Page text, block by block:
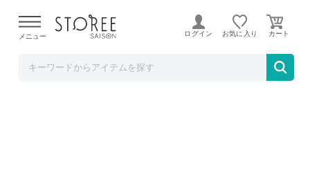
よる配送遅延が発生しております。
メニュー ログイン お気に入り
鹿児島黒豚 炭火焼 120g×4袋